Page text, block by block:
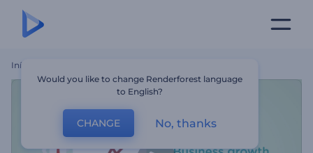
Início
Would you like to change Renderforest language
to English?
CHANGE No, thanks